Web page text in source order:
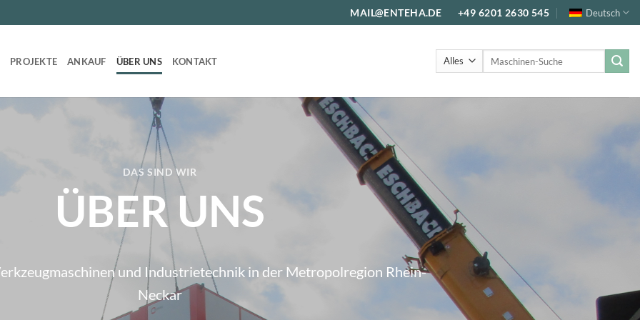
MAIL@ENTEHA.DE +49 6201 2630 545 Deutsch
PROJEKTE ANKAUF ÜBER UNS KONTAKT
DAS SIND WIR
ÜBER UNS
und Industrietechnik in der Metropolregion Rhein-
Neckar